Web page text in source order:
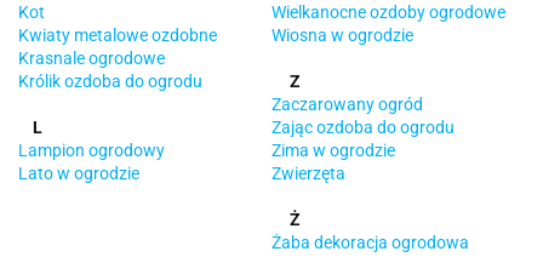
Kot
Kwiaty metalowe ozdobne
Krasnale ogrodowe
Królik ozdoba do ogrodu
L
Lampion ogrodowy
Lato w ogrodzie
Wielkanocne ozdoby ogrodowe
Wiosna w ogrodzie
Z
Zaczarowany ogród
Zając ozdoba do ogrodu
Zima w ogrodzie
Zwierzęta
Ż
Żaba dekoracja ogrodowa